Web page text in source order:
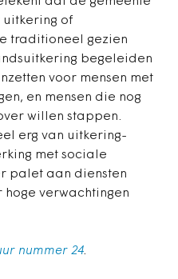
uitkering of
traditioneel gezien
begeleiden
voor mensen met
en mensen die nog
willen stappen.
erg van uitkering-
met sociale
palet aan diensten
verwachtingen
nummer 24.